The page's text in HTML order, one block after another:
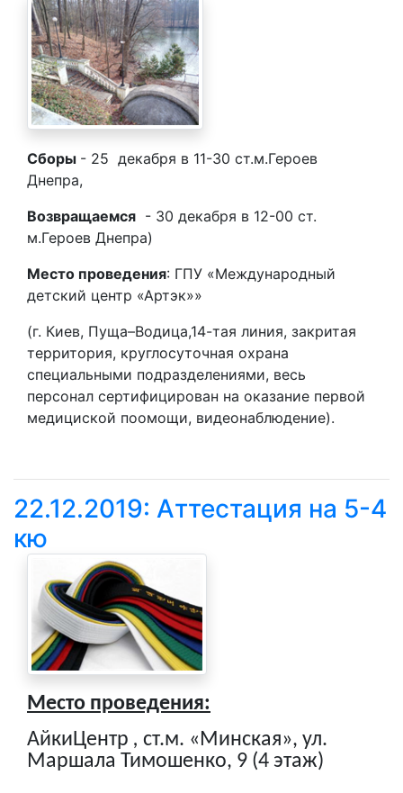
Cборы - 25 декабря в 11-30 ст.м.Героев
Днепра,
Возвращаемся - 30 декабря в 12-00 ст.
м.Героев Днепра)
Место проведения: ГПУ «Международный
детский центр «Артэк»»
(г. Киев, Пуща–Водица,14-тая линия, закритая
территория, круглосуточная охрана
специальными подразделениями, весь
персонал сертифицирован на оказание первой
медициской поомощи, видеонаблюдение).
22.12.2019: Аттестация на 5-4
кю
Место проведения:
АйкиЦентр , ст.м. «Минская», ул.
Маршала Тимошенко, 9 (4 этаж)